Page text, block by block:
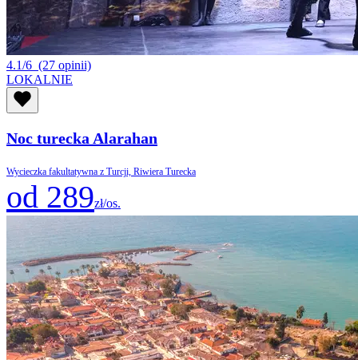
4.1/6 (27 opinii)
LOKALNIE
Noc turecka Alarahan
Wycieczka fakultatywna z Turcji, Riwiera Turecka
od 289zł/os.